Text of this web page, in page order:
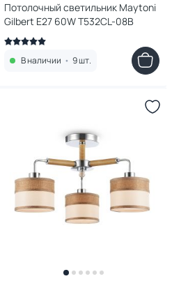
Потолочный светильник Maytoni
Gilbert E27 60W T532CL-08B
В наличии • 9 шт.